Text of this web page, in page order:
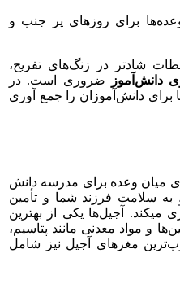
برای روزهای پر جنب و
شادتر در زنگ‌های تفریح،
دانش‌آموز
ضروری است. در
برای دانش‌آموزان را جمع آوری
میان وعده برای مدرسه دانش
به سلامت فرزند شما و تأمین
میکند. آجیل‌ها یکی از بهترین
و مواد معدنی مانند پتاسیم،
مغزهای آجیل نیز شامل